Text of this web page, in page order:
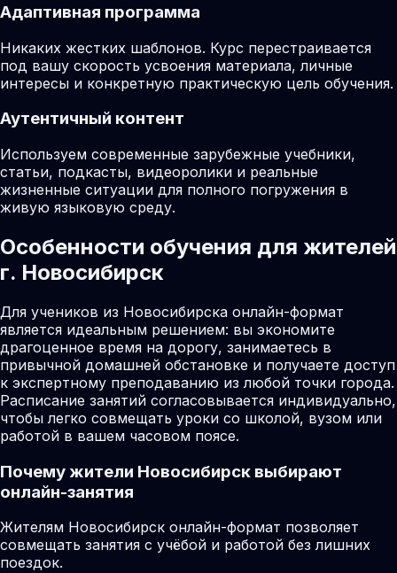
Адаптивная программа
Никаких жестких шаблонов. Курс перестраивается
под вашу скорость усвоения материала, личные
интересы и конкретную практическую цель обучения.
Аутентичный контент
Используем современные зарубежные учебники,
статьи, подкасты, видеоролики и реальные
жизненные ситуации для полного погружения в
живую языковую среду.
Особенности обучения для жителей
г. Новосибирск
Для учеников из Новосибирска онлайн-формат
является идеальным решением: вы экономите
драгоценное время на дорогу, занимаетесь в
привычной домашней обстановке и получаете доступ
к экспертному преподаванию из любой точки города.
Расписание занятий согласовывается индивидуально,
чтобы легко совмещать уроки со школой, вузом или
работой в вашем часовом поясе.
Почему жители Новосибирск выбирают
онлайн-занятия
Жителям Новосибирск онлайн-формат позволяет
совмещать занятия с учёбой и работой без лишних
поездок.